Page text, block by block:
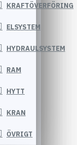
KRAFTÖVERFÖRING
ELSYSTEM
HYDRAULSYSTEM
RAM
HYTT
KRAN
ÖVRIGT